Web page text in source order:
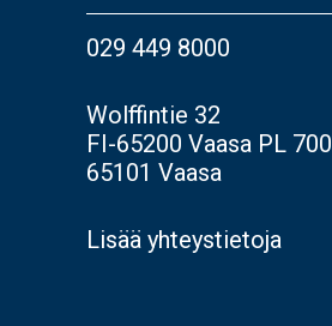
029 449 8000
Wolffintie 32
FI-65200 Vaasa PL 700
65101 Vaasa
Lisää yhteystietoja